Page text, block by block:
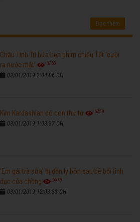
Đọc thêm
Châu Tinh Trì hứa hẹn phim chiếu Tết 'cười
ra nước mắt'
6760
03/01/2019 2:04:06 CH
Kim Kardashian có con thứ tư 6259
03/01/2019 1:03:37 CH
'Em gái trà sữa' bị đồn ly hôn sau bê bối tình
dục của chồng
6578
03/01/2019 12:03:33 CH